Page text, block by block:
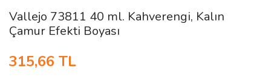
Vallejo 73811 40 ml. Kahverengi, Kalın
Çamur Efekti Boyası
315,66 TL